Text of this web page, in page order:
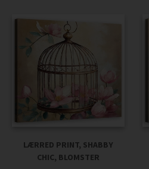
LÆRRED PRINT, SHABBY
CHIC, BLOMSTER